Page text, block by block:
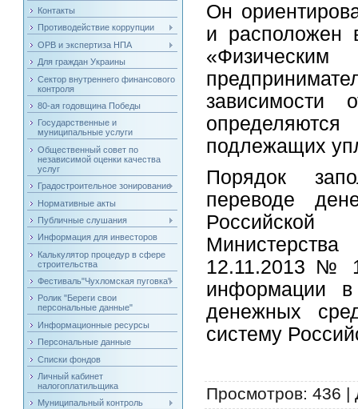
Контакты
Противодействие коррупции
ОРВ и экспертиза НПА
Для граждан Украины
Сектор внутреннего финансового
контроля
80-ая годовщина Победы
Государственные и
муниципальные услуги
Общественный совет по
независимой оценки качества
услуг
Градостроительное зонирование
Нормативные акты
Публичные слушания
Информация для инвесторов
Калькулятор процедур в сфере
строительства
Фестиваль"Чухломская пуговка"
Ролик "Береги свои
персональные данные"
Информационные ресурсы
Персональные данные
Списки фондов
Личный кабинет
налогоплатильщика
Муниципальный контроль
Он
и расположен
зависимости
подлежащих
Порядок
переводе
Российской
12.11.2013 №
информации в
денежных
систему
Просмотров: 436 |